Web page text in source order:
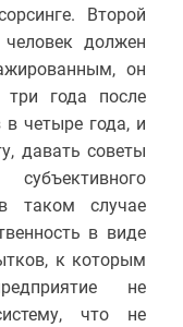
Второй
должен
он
три года после
четыре года, и
давать советы
таком случае
в виде
к которым
не
что не